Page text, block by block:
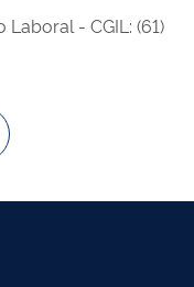
- CGIL: (61)